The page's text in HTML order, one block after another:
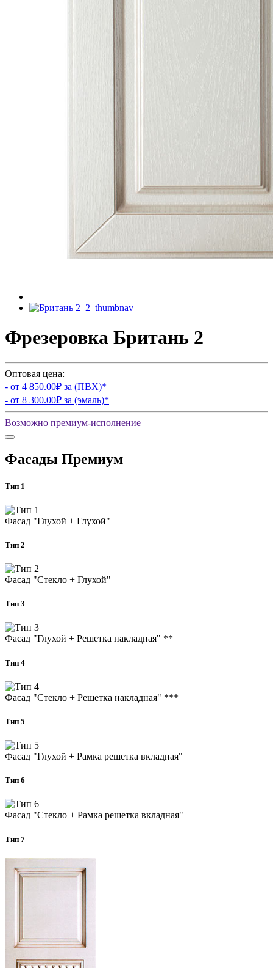
Фрезеровка Британь 2
Оптовая цена:
- от 4 850.00₽ за (ПВХ)*
- от 8 300.00₽ за (эмаль)*
Возможно премиум-исполнение
Фасады Премиум
Тип 1
Фасад "Глухой + Глухой"
Тип 2
Фасад "Стекло + Глухой"
Тип 3
Фасад "Глухой + Решетка накладная" **
Тип 4
Фасад "Стекло + Решетка накладная" ***
Тип 5
Фасад "Глухой + Рамка решетка вкладная"
Тип 6
Фасад "Стекло + Рамка решетка вкладная"
Тип 7